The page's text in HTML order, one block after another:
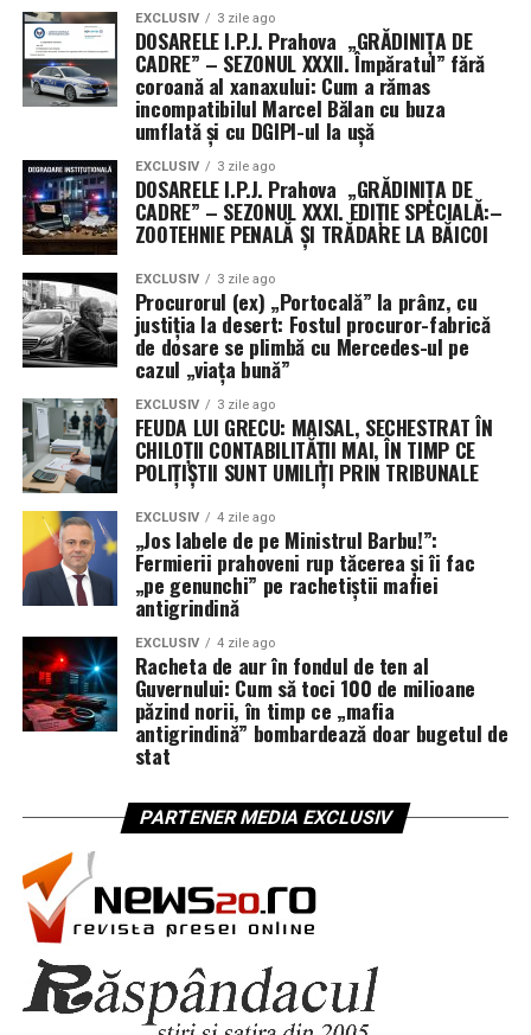
EXCLUSIV 3 zile ago
DOSARELE I.P.J. Prahova „GRĂDINIȚA DE
CADRE” – SEZONUL XXXII. Împăratul” fără
coroană al xanaxului: Cum a rămas
incompatibilul Marcel Bălan cu buza
umflată și cu DGIPI-ul la ușă
EXCLUSIV 3 zile ago
DOSARELE I.P.J. Prahova „GRĂDINIȚA DE
CADRE” – SEZONUL XXXI. EDIȚIE SPECIALĂ:–
ZOOTEHNIE PENALĂ ȘI TRĂDARE LA BĂICOI
EXCLUSIV 3 zile ago
Procurorul (ex) „Portocală” la prânz, cu
justiția la desert: Fostul procuror-fabrică
de dosare se plimbă cu Mercedes-ul pe
cazul „viața bună”
EXCLUSIV 3 zile ago
FEUDA LUI GRECU: MAISAL, SECHESTRAT ÎN
CHILOȚII CONTABILITĂȚII MAI, ÎN TIMP CE
POLIȚIȘTII SUNT UMILIȚI PRIN TRIBUNALE
EXCLUSIV 4 zile ago
„Jos labele de pe Ministrul Barbu!”:
Fermierii prahoveni rup tăcerea și îi fac
„pe genunchi” pe rachetiștii mafiei
antigrindină
EXCLUSIV 4 zile ago
Racheta de aur în fondul de ten al
Guvernului: Cum să toci 100 de milioane
păzind norii, în timp ce „mafia
antigrindină” bombardează doar bugetul de
stat
PARTENER MEDIA EXCLUSIV